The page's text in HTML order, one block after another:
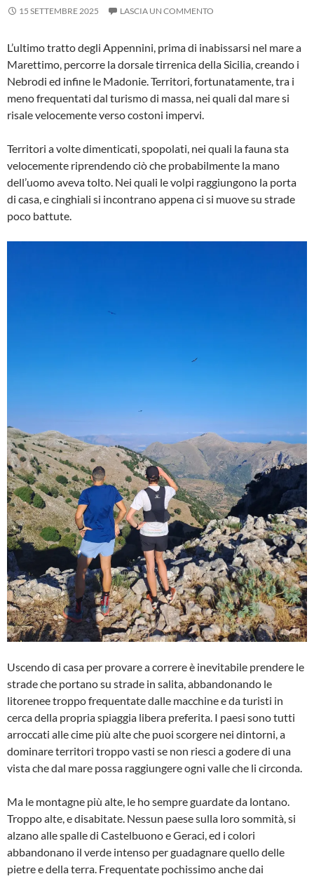
15 SETTEMBRE 2025 LASCIA UN COMMENTO
L’ultimo tratto degli Appennini, prima di inabissarsi nel mare a
Marettimo, percorre la dorsale tirrenica della Sicilia, creando i
Nebrodi ed infine le Madonie. Territori, fortunatamente, tra i
meno frequentati dal turismo di massa, nei quali dal mare si
risale velocemente verso costoni impervi.
Territori a volte dimenticati, spopolati, nei quali la fauna sta
velocemente riprendendo ciò che probabilmente la mano
dell’uomo aveva tolto. Nei quali le volpi raggiungono la porta
di casa, e cinghiali si incontrano appena ci si muove su strade
poco battute.
Uscendo di casa per provare a correre è inevitabile prendere le
strade che portano su strade in salita, abbandonando le
litorenee troppo frequentate dalle macchine e da turisti in
cerca della propria spiaggia libera preferita. I paesi sono tutti
arroccati alle cime più alte che puoi scorgere nei dintorni, a
dominare territori troppo vasti se non riesci a godere di una
vista che dal mare possa raggiungere ogni valle che li circonda.
Ma le montagne più alte, le ho sempre guardate da lontano.
Troppo alte, e disabitate. Nessun paese sulla loro sommità, si
alzano alle spalle di Castelbuono e Geraci, ed i colori
abbandonano il verde intenso per guadagnare quello delle
pietre e della terra. Frequentate pochissimo anche dai